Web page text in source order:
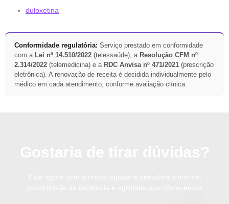
duloxetina
Conformidade regulatória: Serviço prestado em conformidade
com a Lei nº 14.510/2022 (telessaúde), a Resolução CFM nº
2.314/2022 (telemedicina) e a RDC Anvisa nº 471/2021 (prescrição
eletrônica). A renovação de receita é decidida individualmente pelo
médico em cada atendimento, conforme avaliação clínica.